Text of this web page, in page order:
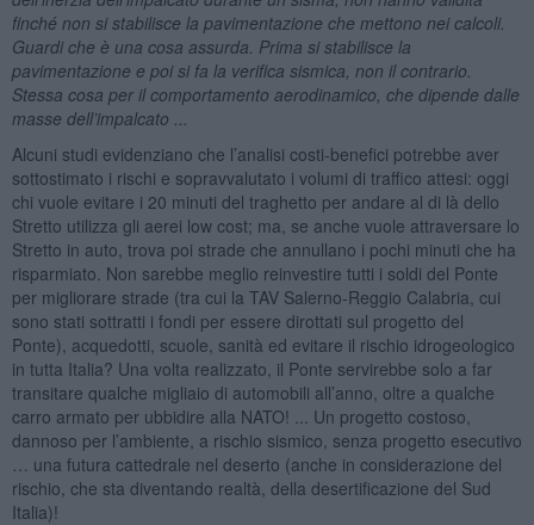
finché non si stabilisce la pavimentazione che mettono nei calcoli.
Guardi che è una cosa assurda. Prima si stabilisce la
pavimentazione e poi si fa la verifica sismica, non il contrario.
Stessa cosa per il comportamento aerodinamico, che dipende dalle
masse dell’impalcato ...
Alcuni studi evidenziano che l’analisi costi-benefici potrebbe aver
sottostimato i rischi e sopravvalutato i volumi di traffico attesi: oggi
chi vuole evitare i 20 minuti del traghetto per andare al di là dello
Stretto utilizza gli aerei low cost; ma, se anche vuole attraversare lo
Stretto in auto, trova poi strade che annullano i pochi minuti che ha
risparmiato. Non sarebbe meglio reinvestire tutti i soldi del Ponte
per migliorare strade (tra cui la TAV Salerno-Reggio Calabria, cui
sono stati sottratti i fondi per essere dirottati sul progetto del
Ponte), acquedotti, scuole, sanità ed evitare il rischio idrogeologico
in tutta Italia? Una volta realizzato, il Ponte servirebbe solo a far
transitare qualche migliaio di automobili all’anno, oltre a qualche
carro armato per ubbidire alla NATO! ... Un progetto costoso,
dannoso per l’ambiente, a rischio sismico, senza progetto esecutivo
… una futura cattedrale nel deserto (anche in considerazione del
rischio, che sta diventando realtà, della desertificazione del Sud
Italia)!